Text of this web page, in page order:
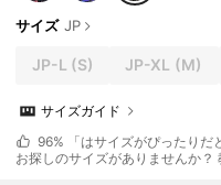
サイズ JP
JP-L (S) JP-XL (M)
サイズガイド
96% 「はサイズがぴったりだ
お探しのサイズがありませんか？